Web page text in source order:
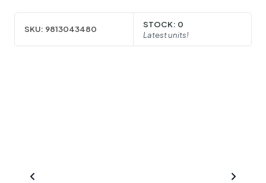
SKU: 9813043480 STOCK: 0
Latest units!